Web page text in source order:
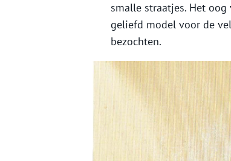
smalle straatjes. Het
geliefd model voor de
bezochten.